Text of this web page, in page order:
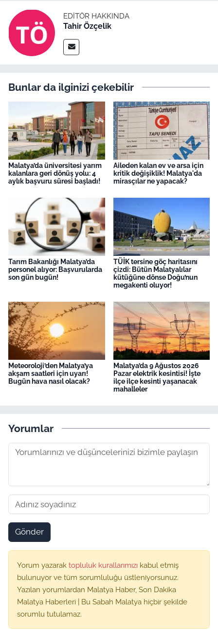
EDITÖR HAKKINDA
Tahir Özçelik
Bunlar da ilginizi çekebilir
Malatya’da üniversitesi yarım
kalanlara geri dönüş yolu: 4
aylık başvuru süresi başladı!
Aileden kalan ev ve arsa için
kritik değişiklik! Malatya'da
mirasçılar ne yapacak?
Tarım Bakanlığı Malatya’da
personel alıyor: Başvurularda
son gün bugün!
TÜİK tersine göç haritasını
çizdi: Bütün Malatyalılar
kütüğüne dönse Doğu’nun
megakenti oluyor!
Meteoroloji’den Malatya’ya
akşam saatleri için uyarı!
Bugün hava nasıl olacak?
Malatya’da 9 Ağustos 2026
Pazar elektrik kesintisi! İşte
ilçe ilçe kesinti yaşanacak
mahalleler
Yorumlar
Gönder
Yorum yazarak topluluk kurallarımızı kabul etmiş
bulunuyor ve tüm sorumluluğu üstleniyorsunuz.
Yazılan yorumlardan Malatya Haber, Son Dakika
Malatya Haberleri | Bu Sabah Malatya hiçbir şekilde
sorumlu tutulamaz.